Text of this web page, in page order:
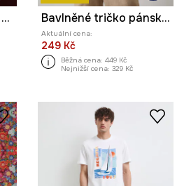
Tričko tmavomodrá barva Bavlněné tričko pánské bez rukávů, se vzorem více barev
Aktuální cena:
249 Kč
Běžná cena: 449 Kč
Nejnižší cena: 329 Kč